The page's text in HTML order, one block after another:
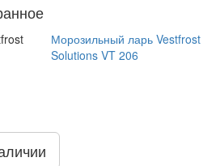
Морозильный ларь Vestfrost
Solutions VT 206